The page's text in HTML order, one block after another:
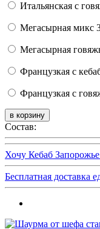
Итальянская с
Мегасырная микс
Мегасырная
Французкая с
Французкая с
Состав:
Хочу Кебаб
Бесплатная доставка